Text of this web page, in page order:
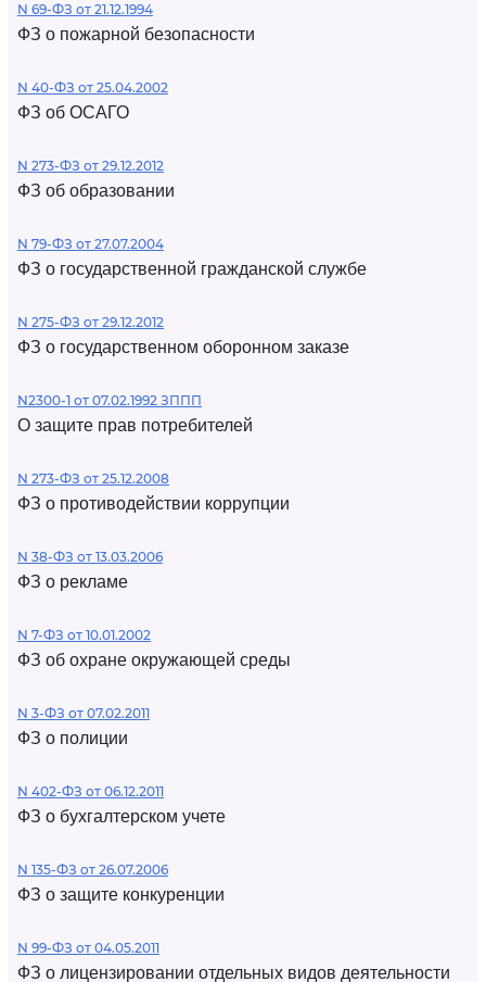
N 69-ФЗ от 21.12.1994
ФЗ о пожарной безопасности
N 40-ФЗ от 25.04.2002
ФЗ об ОСАГО
N 273-ФЗ от 29.12.2012
ФЗ об образовании
N 79-ФЗ от 27.07.2004
ФЗ о государственной гражданской службе
N 275-ФЗ от 29.12.2012
ФЗ о государственном оборонном заказе
N2300-1 от 07.02.1992 ЗППП
О защите прав потребителей
N 273-ФЗ от 25.12.2008
ФЗ о противодействии коррупции
N 38-ФЗ от 13.03.2006
ФЗ о рекламе
N 7-ФЗ от 10.01.2002
ФЗ об охране окружающей среды
N 3-ФЗ от 07.02.2011
ФЗ о полиции
N 402-ФЗ от 06.12.2011
ФЗ о бухгалтерском учете
N 135-ФЗ от 26.07.2006
ФЗ о защите конкуренции
N 99-ФЗ от 04.05.2011
ФЗ о лицензировании отдельных видов деятельности